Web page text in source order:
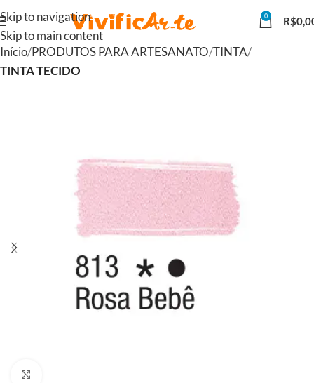
Skip to navigation
Skip to main content
0 R$
Início PRODUTOS PARA ARTESANATO TINTA
TINTA TECIDO